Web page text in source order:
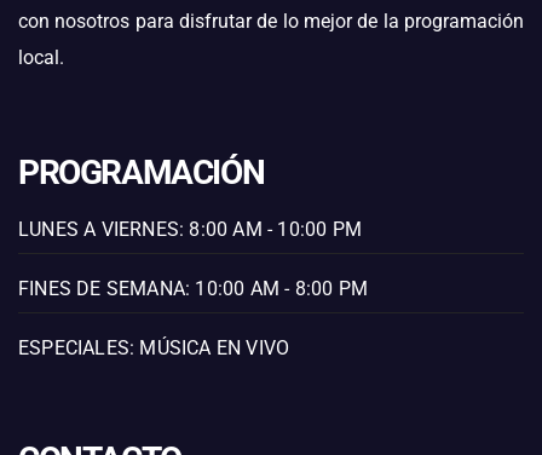
con nosotros para disfrutar de lo mejor de la programación
local.
PROGRAMACIÓN
LUNES A VIERNES: 8:00 AM - 10:00 PM
FINES DE SEMANA: 10:00 AM - 8:00 PM
ESPECIALES: MÚSICA EN VIVO